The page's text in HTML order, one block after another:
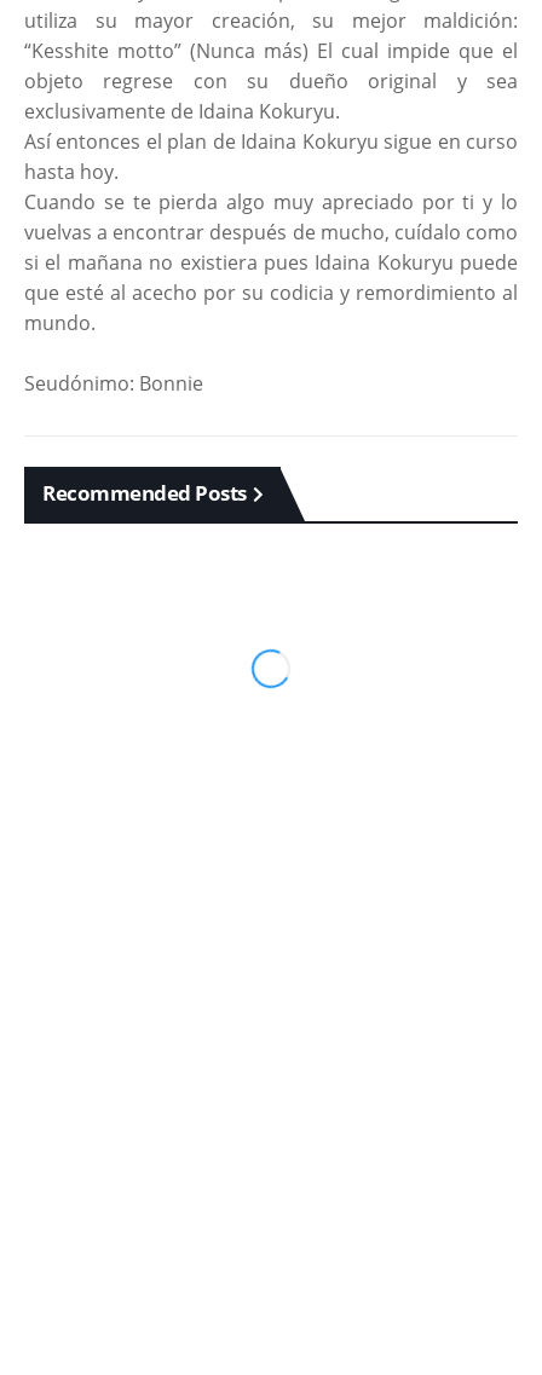
utiliza su mayor creación, su mejor maldición:
“Kesshite motto” (Nunca más) El cual impide que el
objeto regrese con su dueño original y sea
exclusivamente de Idaina Kokuryu.
Así entonces el plan de Idaina Kokuryu sigue en curso
hasta hoy.
Cuando se te pierda algo muy apreciado por ti y lo
vuelvas a encontrar después de mucho, cuídalo como
si el mañana no existiera pues Idaina Kokuryu puede
que esté al acecho por su codicia y remordimiento al
mundo.
Seudónimo: Bonnie
Recommended Posts